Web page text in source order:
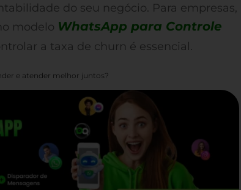
do seu negócio. Para empresas,
modelo WhatsApp para Controle
a taxa de churn é essencial.
e atender melhor juntos?